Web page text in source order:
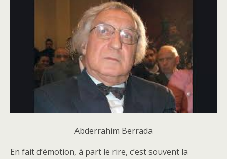
Abderrahim Berrada
En fait d’émotion, à part le rire, c’est souvent la